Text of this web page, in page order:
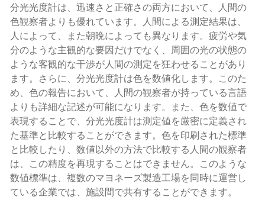
分光光度計は、迅速さと正確さの両方において、人間の
色観察者よりも優れています。人間による測定結果は、
人によって、また朝晩によっても異なります。疲労や気
分のような主観的な要因だけでなく、周囲の光の状態の
ような客観的な干渉が人間の測定を狂わせることがあり
ます。さらに、分光光度計は色を数値化します。このた
め、色の報告において、人間の観察者が持っている言語
よりも詳細な記述が可能になります。また、色を数値で
表現することで、分光光度計は測定値を厳密に定義され
た基準と比較することができます。色を印刷された標準
と比較したり、数値以外の方法で比較する人間の観察者
は、この精度を再現することはできません。このような
数値標準は、複数のマヨネーズ製造工場を同時に運営し
ている企業では、施設間で共有することができます。